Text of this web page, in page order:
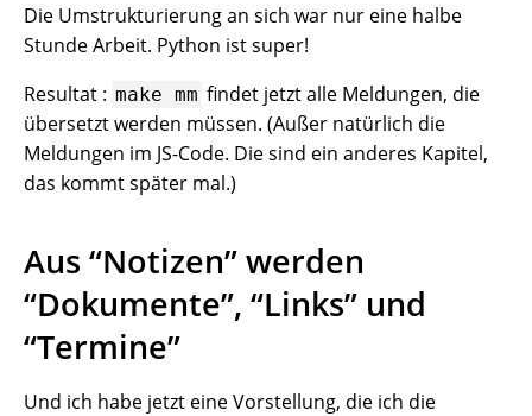
Die Umstrukturierung an sich war nur eine halbe
Stunde Arbeit. Python ist super!
Resultat : make mm findet jetzt alle Meldungen, die
übersetzt werden müssen. (Außer natürlich die
Meldungen im JS-Code. Die sind ein anderes Kapitel,
das kommt später mal.)
Aus “Notizen” werden
“Dokumente”, “Links” und
“Termine”
Und ich habe jetzt eine Vorstellung, die ich die